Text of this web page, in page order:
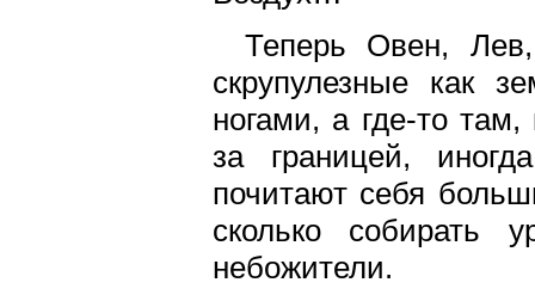
Теперь Овен,
скрупулезные как
ногами, а где-то
за границей,
почитают себя
сколько
небожители.